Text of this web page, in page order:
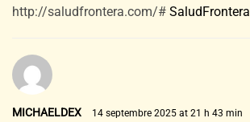
http://saludfrontera.com/# SaludFrontera
MICHAELDEX 14 septembre 2025 at 21 h 43 min